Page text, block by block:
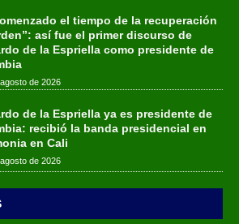
el tiempo de la recuperación
así fue el primer discurso de
de la Espriella como presidente de
de 2026
de la Espriella ya es presidente de
recibió la banda presidencial en
en Cali
de 2026